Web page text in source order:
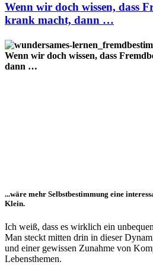
Wenn wir doch wissen, dass
krank macht, dann …
Wenn wir doch wissen, dass
dann …
...wäre mehr Selbstbestimmung eine
Klein.
Ich weiß, dass es wirklich ein
Man steckt mitten drin in dieser
und einer gewissen Zunahme von
Lebensthemen.